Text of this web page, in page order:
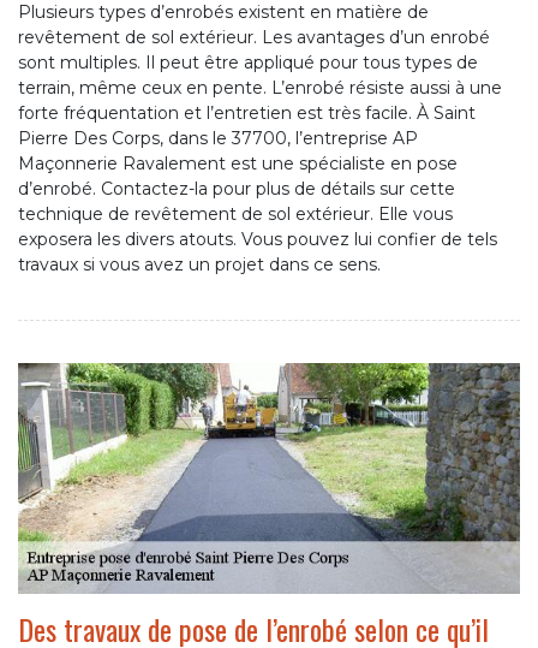
Plusieurs types d’enrobés existent en matière de
revêtement de sol extérieur. Les avantages d’un enrobé
sont multiples. Il peut être appliqué pour tous types de
terrain, même ceux en pente. L’enrobé résiste aussi à une
forte fréquentation et l’entretien est très facile. À Saint
Pierre Des Corps, dans le 37700, l’entreprise AP
Maçonnerie Ravalement est une spécialiste en pose
d’enrobé. Contactez-la pour plus de détails sur cette
technique de revêtement de sol extérieur. Elle vous
exposera les divers atouts. Vous pouvez lui confier de tels
travaux si vous avez un projet dans ce sens.
Des travaux de pose de l’enrobé selon ce qu’il